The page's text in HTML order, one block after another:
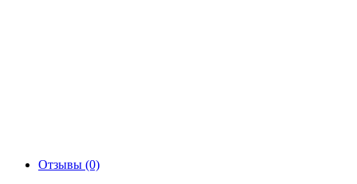
Отзывы (0)